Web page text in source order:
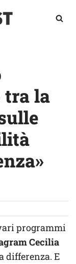
tra la
programmi
Cecilia
differenza. E